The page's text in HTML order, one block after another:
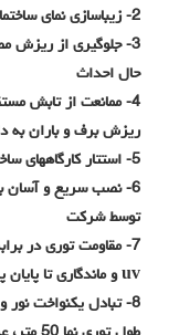
2- زیباسازی نمای ساختمان های در حال احداث
3- جلوگیری از ریزش
حال احداث
4- ممانعت از تابش
ریزش برف و باران به
5- استتار کارگاههای ساختمانی و زیبایی نمای شهر
6- نصب سریع و آسان
توسط شرکت
7- مقاومت توری در
uv و ماندگاری تا پایان پروژه
8- تبادل یکنواخت نور و هوا در ساختمان های نیمه کاره